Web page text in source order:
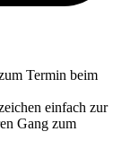
Termin beim
einfach zur
Gang zum